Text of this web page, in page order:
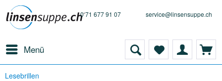
0 71 677 91 07 service@linsensuppe.ch
Menü
Lesebrillen